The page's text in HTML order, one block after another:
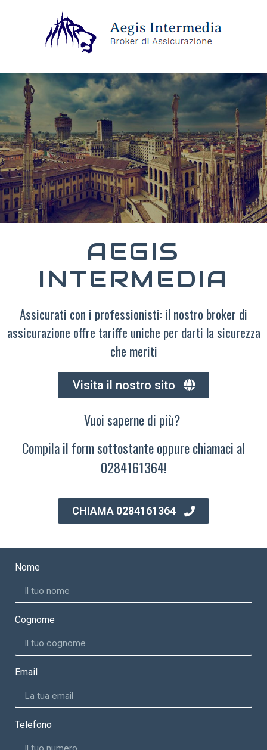
AEGIS
INTERMEDIA
Assicurati con i professionisti: il nostro broker di
assicurazione offre tariffe uniche per darti la sicurezza
che meriti
Visita il nostro sito
Vuoi saperne di più?
Compila il form sottostante oppure chiamaci al
0284161364!
CHIAMA 0284161364
Nome
Cognome
Email
Telefono